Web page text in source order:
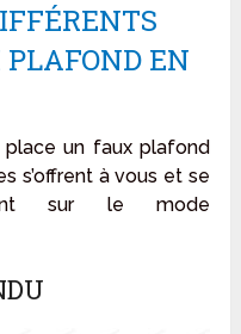
EN
un faux plafond
s’offrent à vous et se
sur le mode